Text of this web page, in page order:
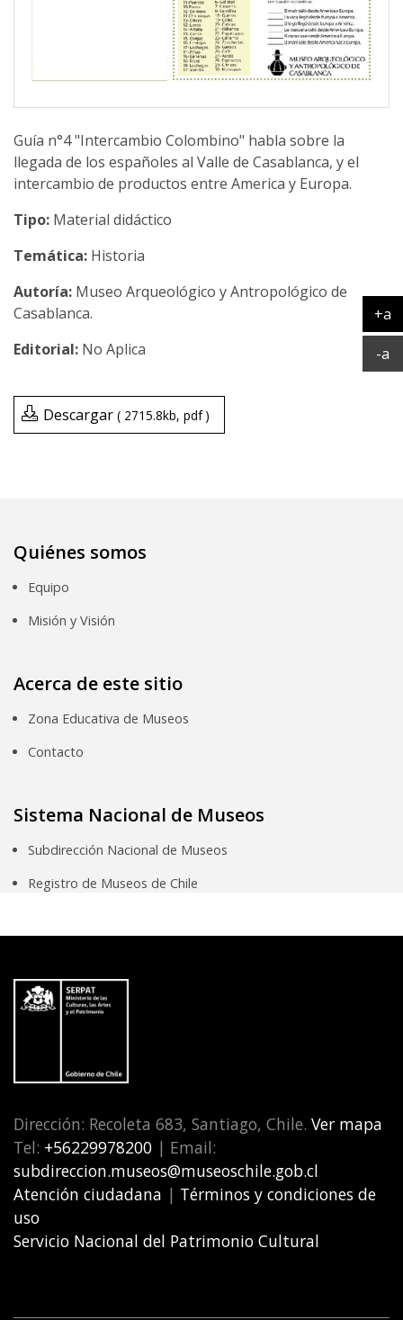
Guía n°4 "Intercambio Colombino" habla sobre la
llegada de los españoles al Valle de Casablanca, y el
intercambio de productos entre America y Europa.
Tipo: Material didáctico
Temática: Historia
Museo Arqueológico y Antropológico de
Casablanca.
No Aplica
Descargar 2715.8kb pdf
Quiénes somos
Equipo
Misión y Visión
Acerca de este sitio
Zona Educativa de Museos
Contacto
Sistema Nacional de Museos
Subdirección Nacional de Museos
Registro de Museos de Chile
Dirección: Recoleta 683, Santiago, Chile. Ver mapa
Tel: +56229978200 | Email:
subdireccion.museos@museoschile.gob.cl
Atención ciudadana | Términos y condiciones de
uso
Servicio Nacional del Patrimonio Cultural
+a
-a